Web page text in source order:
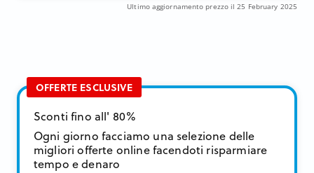
Ultimo aggiornamento prezzo il 25 February 2025
OFFERTE ESCLUSIVE
Sconti fino all' 80%
Ogni giorno facciamo una selezione delle
migliori offerte online facendoti risparmiare
tempo e denaro